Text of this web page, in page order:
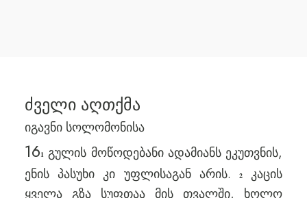
ძველი აღთქმა
იგავნი სოლომონისა
161 გულის მოწოდებანი ადამიანს ეკუთვნის,
ენის პასუხი კი უფლისაგან არის.
2კაცის
ყველა გზა სუფთაა მის თვალში, ხოლო